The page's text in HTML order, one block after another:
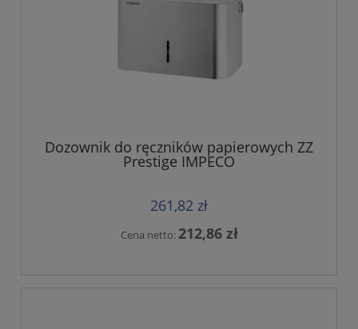
Dozownik do ręczników papierowych ZZ
Prestige IMPECO
261,82 zł
Cena netto: 212,86 zł